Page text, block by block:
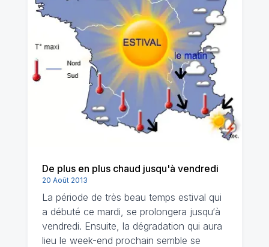
De plus en plus chaud jusqu'à vendredi
20 Août 2013
La période de très beau temps estival qui
a débuté ce mardi, se prolongera jusqu‘à
vendredi. Ensuite, la dégradation qui aura
lieu le week-end prochain semble se